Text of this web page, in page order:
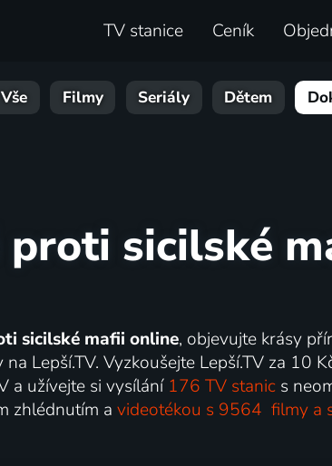
TV stanice Ceník
Vše Filmy Seriály Dětem
proti sicilské
sicilské mafii online, objevujte krásy
Lepší.TV. Vyzkoušejte Lepší.TV za 10
a užívejte si vysílání 176 TV stanics
zhlédnutím a videotékou s 9564 filmy a